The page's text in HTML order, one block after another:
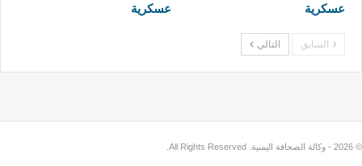
عسكرية
عسكرية
السابق التالي
© 2026 - وكالة الصحافة اليمنية. All Rights Reserved.